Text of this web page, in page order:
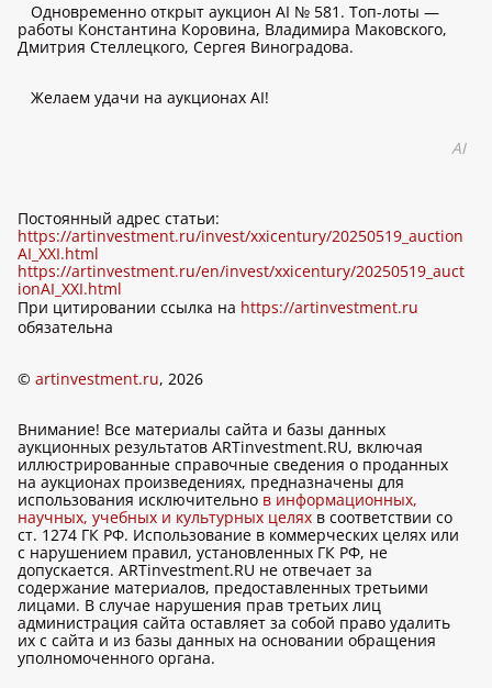
Одновременно открыт аукцион AI № 581. Топ-лоты —
работы Константина Коровина, Владимира Маковского,
Дмитрия Стеллецкого, Сергея Виноградова.
Желаем удачи на аукционах AI!
AI
Постоянный адрес статьи:
https://artinvestment.ru/invest/xxicentury/20250519_auction
AI_XXI.html
https://artinvestment.ru/en/invest/xxicentury/20250519_auct
ionAI_XXI.html
При цитировании ссылка на https://artinvestment.ru
обязательна
© artinvestment.ru, 2026
Внимание! Все материалы сайта и базы данных
аукционных результатов ARTinvestment.RU, включая
иллюстрированные справочные сведения о проданных
на аукционах произведениях, предназначены для
использования исключительно в информационных,
научных, учебных и культурных целях в соответствии со
ст. 1274 ГК РФ. Использование в коммерческих целях или
с нарушением правил, установленных ГК РФ, не
допускается. ARTinvestment.RU не отвечает за
содержание материалов, предоставленных третьими
лицами. В случае нарушения прав третьих лиц
администрация сайта оставляет за собой право удалить
их с сайта и из базы данных на основании обращения
уполномоченного органа.